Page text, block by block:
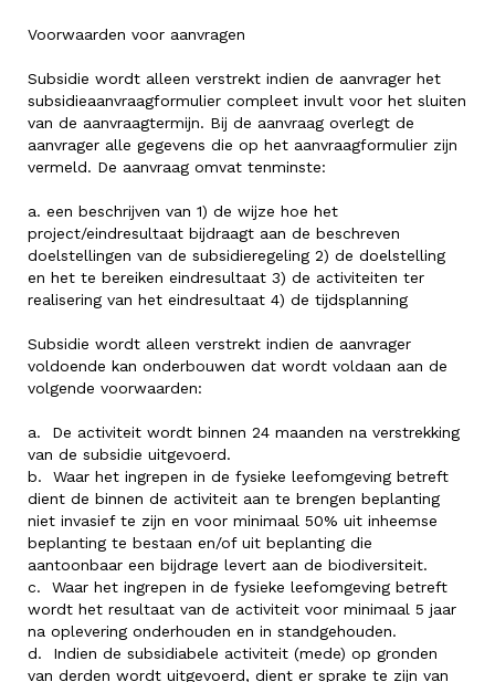
Voorwaarden voor aanvragen
Subsidie wordt alleen verstrekt indien de aanvrager het
subsidieaanvraagformulier compleet invult voor het sluiten
van de aanvraagtermijn. Bij de aanvraag overlegt de
aanvrager alle gegevens die op het aanvraagformulier zijn
vermeld. De aanvraag omvat tenminste:
a. een beschrijven van 1) de wijze hoe het
project/eindresultaat bijdraagt aan de beschreven
doelstellingen van de subsidieregeling 2) de doelstelling
en het te bereiken eindresultaat 3) de activiteiten ter
realisering van het eindresultaat 4) de tijdsplanning
Subsidie wordt alleen verstrekt indien de aanvrager
voldoende kan onderbouwen dat wordt voldaan aan de
volgende voorwaarden:
a. De activiteit wordt binnen 24 maanden na verstrekking
van de subsidie uitgevoerd.
b. Waar het ingrepen in de fysieke leefomgeving betreft
dient de binnen de activiteit aan te brengen beplanting
niet invasief te zijn en voor minimaal 50% uit inheemse
beplanting te bestaan en/of uit beplanting die
aantoonbaar een bijdrage levert aan de biodiversiteit.
c. Waar het ingrepen in de fysieke leefomgeving betreft
wordt het resultaat van de activiteit voor minimaal 5 jaar
na oplevering onderhouden en in standgehouden.
d. Indien de subsidiabele activiteit (mede) op gronden
van derden wordt uitgevoerd, dient er sprake te zijn van